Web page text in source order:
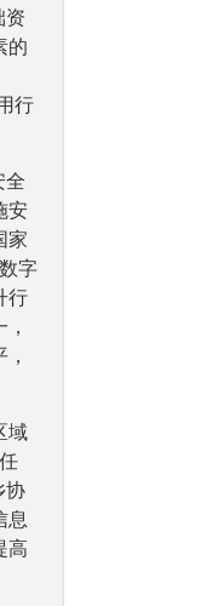
资
的
行
全
安
家
字
行
域
协
息
高